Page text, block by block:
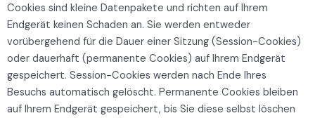
Cookies sind kleine Datenpakete und richten auf Ihrem
Endgerät keinen Schaden an. Sie werden entweder
vorübergehend für die Dauer einer Sitzung (Session-Cookies)
oder dauerhaft (permanente Cookies) auf Ihrem Endgerät
gespeichert. Session-Cookies werden nach Ende Ihres
Besuchs automatisch gelöscht. Permanente Cookies bleiben
auf Ihrem Endgerät gespeichert, bis Sie diese selbst löschen